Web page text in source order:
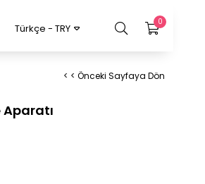
0
Türkçe - TRY
< < Önceki Sayfaya Dön